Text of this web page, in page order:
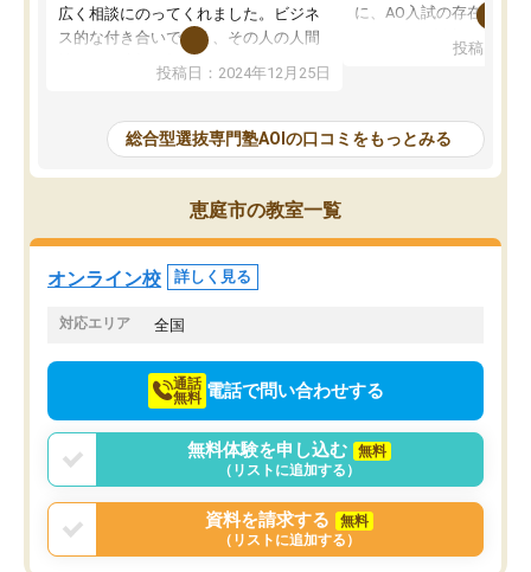
広く相談にのってくれました。ビジネ
ス的な付き合いでなく、その人の人間
性までを適切に把握し、むきあってい
るなぁと強く感じることできました。
と相談すると、他の先生も紹介してく
ださり、客観的なアドバイスもいただ
くことができました（志望理由・自己
PR等の添削において）。そして、なに
より自習室が解放されている点がよか
ったです。友達と好きな時間に自習
し、お互いを高めあえる環境がありま
投稿日：2024年12月25日
に、AO入試の存在を息
たことから、AOIに入塾
で、AO入試を改めて知
それに対しての具体的な
ことでした。更に子供の
けてらっしゃいますので
投稿日：
総合型選抜専門塾AOIの口コミをもっとみる
恵庭市の教室一覧
オンライン校 詳しく見る
対応エリア 全国
通話
無料 電話で問い合わせする
無料体験を申し込む
無料
（リストに追加する）
資料を請求する
無料
（リストに追加する）